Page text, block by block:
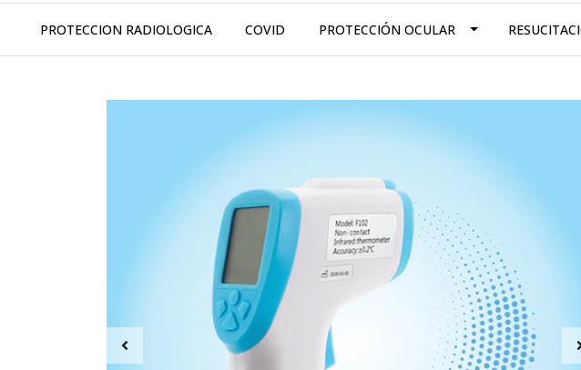
PROTECCION RADIOLOGICA COVID PROTECCIÓN OCULAR